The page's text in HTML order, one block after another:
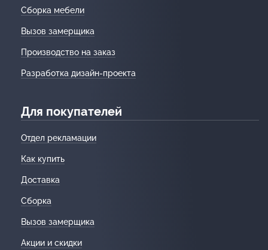
Сборка мебели
Вызов замерщика
Производство на заказ
Разработка дизайн-проекта
Для покупателей
Отдел рекламации
Как купить
Доставка
Сборка
Вызов замерщика
Акции и скидки